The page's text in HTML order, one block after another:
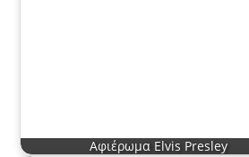
Αφιέρωμα Elvis Presley